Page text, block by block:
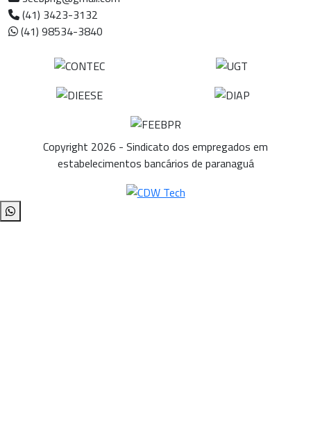
(41) 3423-3132
(41) 98534-3840
Copyright 2026 - Sindicato dos empregados em
estabelecimentos bancários de paranaguá